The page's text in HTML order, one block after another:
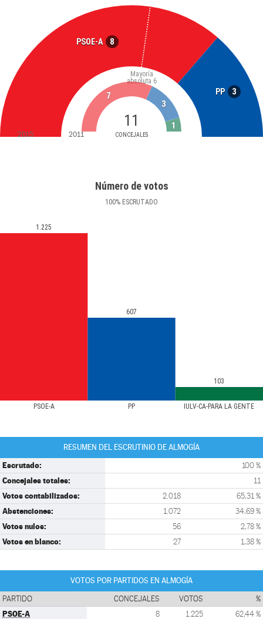
PSOE-A 8
PP 3
11
CONCEJALES
Mayoría
absoluta 6
7
3
1
2015 2011
Número de votos
100% ESCRUTADO
PSOE-A PP IULV-CA-PARA LA GENTE
1.225
607
103
RESUMEN DEL ESCRUTINIO DE ALMOGÍA
Escrutado: 100 %
Concejales totales: 11
Votos contabilizados: 2.018 65,31 %
Abstenciones: 1.072 34,69 %
Votos nulos: 56 2,78 %
Votos en blanco: 27 1,38 %
VOTOS POR PARTIDOS EN ALMOGÍA
PARTIDO CONCEJALES VOTOS %
PSOE-A 8 1.225 62,44 %